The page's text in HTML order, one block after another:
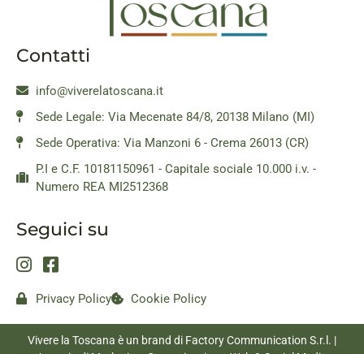
Contatti
info@viverelatoscana.it
Sede Legale: Via Mecenate 84/8, 20138 Milano (MI)
Sede Operativa: Via Manzoni 6 - Crema 26013 (CR)
P.I e C.F. 10181150961 - Capitale sociale 10.000 i.v. -
Numero REA MI2512368
Seguici su
Privacy Policy Cookie Policy
Vivere la Toscana è un brand di Factory Communication S.r.l. |